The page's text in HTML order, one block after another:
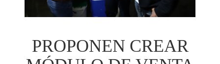
PROPONEN CREAR